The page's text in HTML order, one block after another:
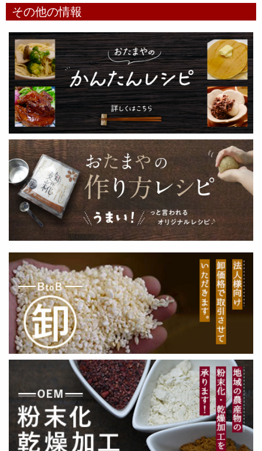
その他の情報